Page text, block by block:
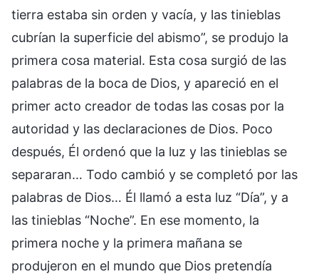
tierra estaba sin orden y vacía, y las tinieblas
cubrían la superficie del abismo”, se produjo la
primera cosa material. Esta cosa surgió de las
palabras de la boca de Dios, y apareció en el
primer acto creador de todas las cosas por la
autoridad y las declaraciones de Dios. Poco
después, Él ordenó que la luz y las tinieblas se
separaran… Todo cambió y se completó por las
palabras de Dios… Él llamó a esta luz “Día”, y a
las tinieblas “Noche”. En ese momento, la
primera noche y la primera mañana se
produjeron en el mundo que Dios pretendía